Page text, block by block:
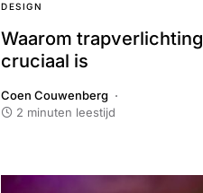
DESIGN
Waarom trapverlichting
cruciaal is
Coen Couwenberg
2 minuten leestijd